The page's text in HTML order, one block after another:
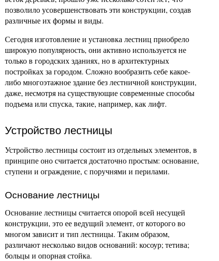
позволило усовершенствовать эти конструкции, создав
различные их формы и виды.
Сегодня изготовление и установка лестниц приобрело
широкую популярность, они активно используется не
только в городских зданиях, но в архитектурных
постройках за городом. Сложно вообразить себе какое-
либо многоэтажное здание без лестничной конструкции,
даже, несмотря на существующие современные способы
подъема или спуска, такие, например, как лифт.
Устройство лестницы
Устройство лестницы состоит из отдельных элементов, в
принципе оно считается достаточно простым: основание,
ступени и ограждение, с поручнями и перилами.
Основание лестницы
Основание лестницы считается опорой всей несущей
конструкции, это ее ведущий элемент, от которого во
многом зависит и тип лестницы. Таким образом,
различают несколько видов оснований: косоур; тетива;
больцы и опорная стойка.